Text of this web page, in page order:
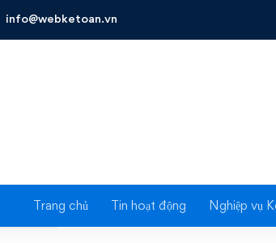
info@webketoan.vn
Trang chủ Tin hoạt động Nghiệp vụ
& Thuế Quy định mới về điều chỉnh tiền